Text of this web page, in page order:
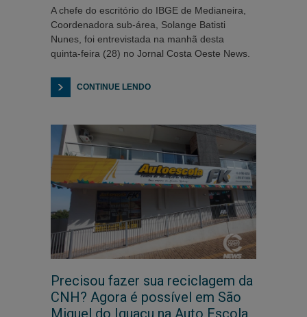
A chefe do escritório do IBGE de Medianeira,
Coordenadora sub-área, Solange Batisti
Nunes, foi entrevistada na manhã desta
quinta-feira (28) no Jornal Costa Oeste News.
CONTINUE LENDO
Precisou fazer sua reciclagem da
CNH? Agora é possível em São
Miguel do Iguaçu na Auto Escola